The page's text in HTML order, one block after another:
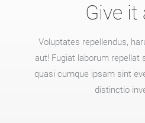
Give it
Voluptates repellendus,
aut! Fugiat laborum repellat
quasi cumque ipsam sint
distinctio